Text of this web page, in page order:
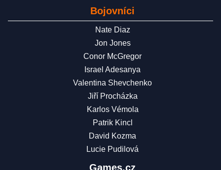
Bojovníci
Nate Diaz
Jon Jones
Conor McGregor
Israel Adesanya
Valentina Shevchenko
Jiří Procházka
Karlos Vémola
Patrik Kincl
David Kozma
Lucie Pudilová
Games.cz